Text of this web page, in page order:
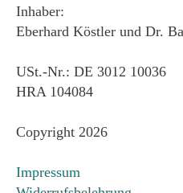
Inhaber:
Eberhard Köstler und Dr.
USt.-Nr.: DE 3012 10036
HRA 104084
Copyright 2026
Impressum